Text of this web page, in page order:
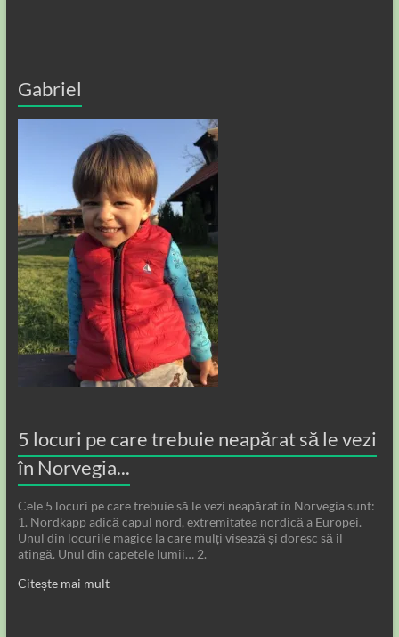
Gabriel
5 locuri pe care trebuie neapărat să le vezi
în Norvegia...
Cele 5 locuri pe care trebuie să le vezi neapărat în Norvegia sunt:
1. Nordkapp adică capul nord, extremitatea nordică a Europei.
Unul din locurile magice la care mulți visează și doresc să îl
atingă. Unul din capetele lumii… 2.
Citește mai mult